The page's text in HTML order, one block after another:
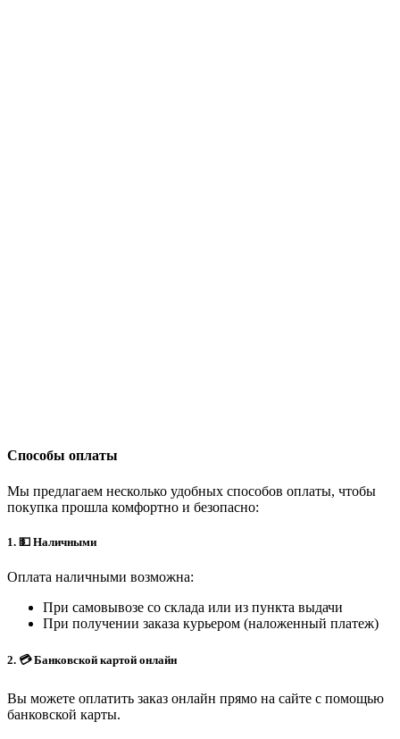
Способы оплаты
Мы предлагаем несколько удобных способов оплаты, чтобы
покупка прошла комфортно и безопасно:
1. 💵 Наличными
Оплата наличными возможна:
При самовывозе со склада или из пункта выдачи
При получении заказа курьером (наложенный платеж)
2. 💳 Банковской картой онлайн
Вы можете оплатить заказ онлайн прямо на сайте с помощью
банковской карты.